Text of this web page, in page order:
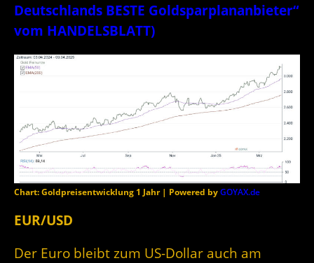
Deutschlands BESTE Goldsparplananbieter“
vom HANDELSBLATT)
Chart: Goldpreisentwicklung 1 Jahr | Powered byGOYAX.de
EUR/USD
Der Euro bleibt zum US-Dollar auch am